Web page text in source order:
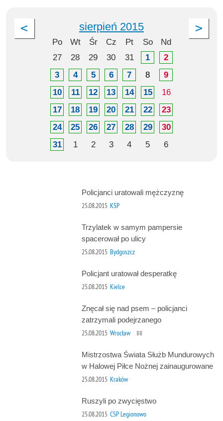
sierpień 2015
Po Wt Śr Cz Pt So
Nd
27
28 29 30 31 1
2
3
4 5 6 7 8
9
10
11 12 13 14 15
16
17
18 19 20 21 22
23
24
25 26 27 28 29
30
31
1 2 3 4 5 6
Policjanci uratowali mężczyznę
25.08.2015 KSP
Trzylatek w samym pampersie
spacerował po ulicy
25.08.2015 Bydgoszcz
Policjant uratował desperatkę
25.08.2015 Kielce
Znęcał się nad psem – policjanci
zatrzymali podejrzanego
25.08.2015 Wrocław
Mistrzostwa Świata Służb Mundurowych
w Halowej Piłce Nożnej zainaugurowane
25.08.2015 Kraków
Ruszyli po zwycięstwo
25.08.2015 CSP Legionowo